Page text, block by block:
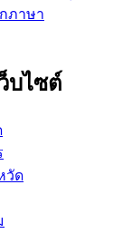
ภาษา
บไซต์
วัด